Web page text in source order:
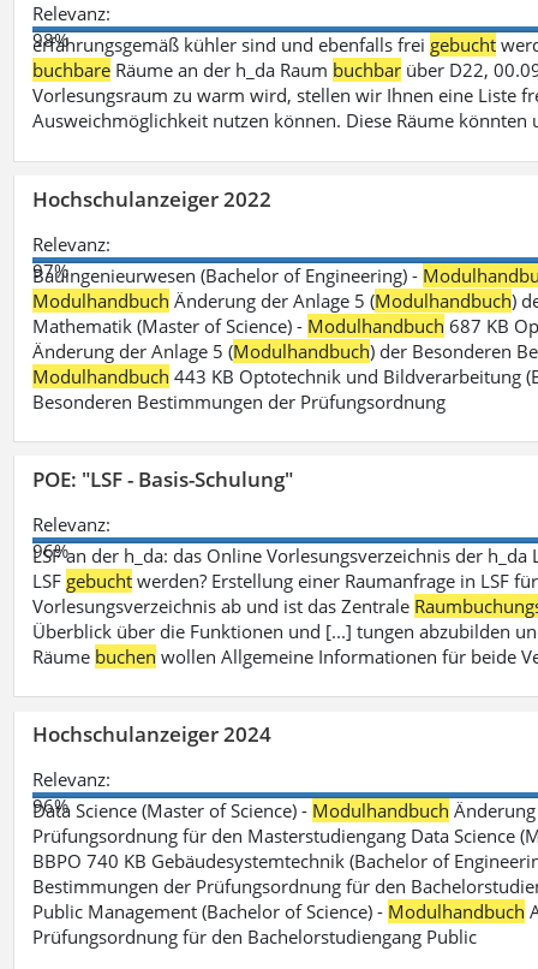
Relevanz:
98%
erfahrungsgemäß kühler sind und ebenfalls frei gebucht
buchbare Räume an der h_da Raum buchbar über D22,
Vorlesungsraum zu warm wird, stellen wir Ihnen eine Liste
Ausweichmöglichkeit nutzen können. Diese Räume könnten
Hochschulanzeiger 2022
Relevanz:
97%
Bauingenieurwesen (Bachelor of Engineering) -
Modulhandbuch Änderung der Anlage 5 (Modulhandbuch)
Mathematik (Master of Science) - Modulhandbuch 687 KB
Änderung der Anlage 5 (Modulhandbuch) der Besonderen
Modulhandbuch 443 KB Optotechnik und Bildverarbeitung
Besonderen Bestimmungen der Prüfungsordnung
POE: "LSF - Basis-Schulung"
Relevanz:
96%
LSF an der h_da: das Online Vorlesungsverzeichnis der h_da
LSF gebucht werden? Erstellung einer Raumanfrage in LSF
Vorlesungsverzeichnis ab und ist das Zentrale
Überblick über die Funktionen und [...] tungen abzubilden
Räume buchen wollen Allgemeine Informationen für beide
Hochschulanzeiger 2024
Relevanz:
96%
Data Science (Master of Science) - Modulhandbuch
Prüfungsordnung für den Masterstudiengang Data Science
BBPO 740 KB Gebäudesystemtechnik (Bachelor of
Bestimmungen der Prüfungsordnung für den
Public Management (Bachelor of Science) - Modulhandbuch
Prüfungsordnung für den Bachelorstudiengang Public